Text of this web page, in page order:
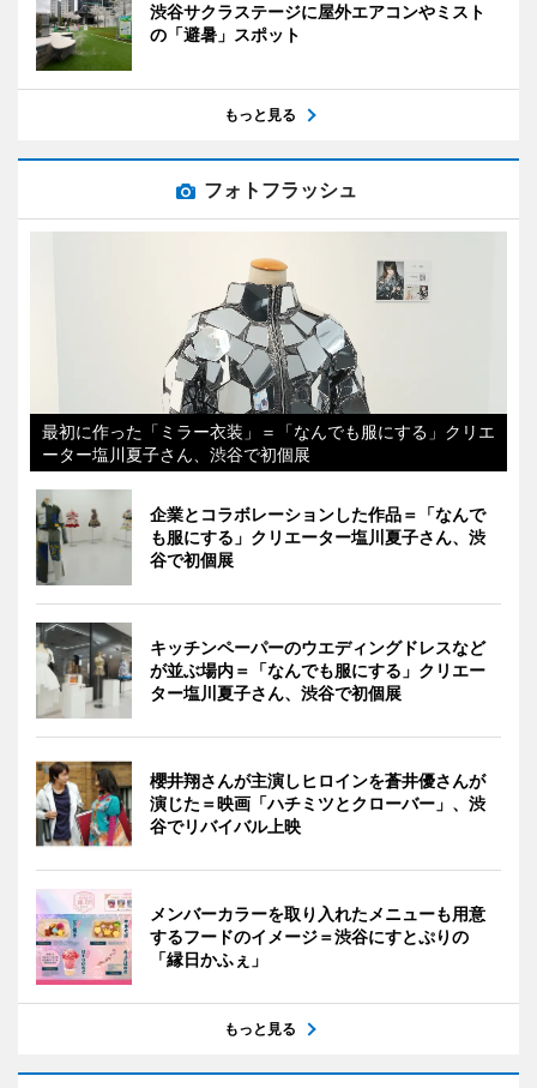
渋谷サクラステージに屋外エアコンやミスト
の「避暑」スポット
もっと見る
フォトフラッシュ
最初に作った「ミラー衣装」＝「なんでも服にする」クリエ
ーター塩川夏子さん、渋谷で初個展
企業とコラボレーションした作品＝「なんで
も服にする」クリエーター塩川夏子さん、渋
谷で初個展
キッチンペーパーのウエディングドレスなど
が並ぶ場内＝「なんでも服にする」クリエー
ター塩川夏子さん、渋谷で初個展
櫻井翔さんが主演しヒロインを蒼井優さんが
演じた＝映画「ハチミツとクローバー」、渋
谷でリバイバル上映
メンバーカラーを取り入れたメニューも用意
するフードのイメージ＝渋谷にすとぷりの
「縁日かふぇ」
もっと見る